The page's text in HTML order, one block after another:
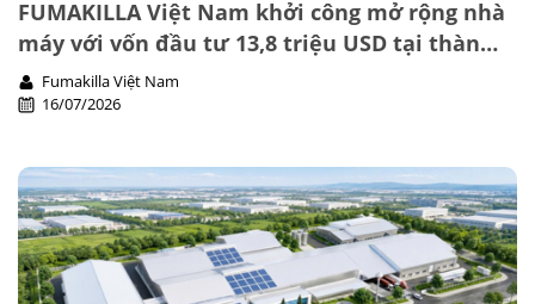
FUMAKILLA Việt Nam khởi công mở rộng nhà
máy với vốn đầu tư 13,8 triệu USD tại thành
phố Đồng Nai
Fumakilla Việt Nam
16/07/2026